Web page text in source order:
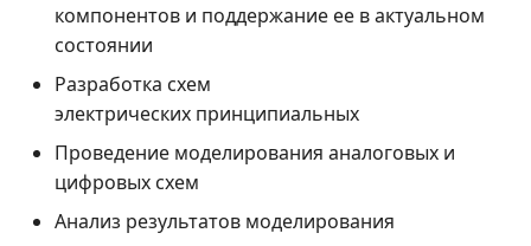
компонентов и поддержание ее в актуальном
состоянии
Разработка схем
электрических принципиальных
Проведение моделирования аналоговых и
цифровых схем
Анализ результатов моделирования